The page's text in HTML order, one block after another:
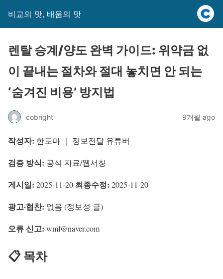
비교의 맛, 배움의 맛
렌탈 승계/양도 완벽 가이드: 위약금 없
이 끝내는 절차와 절대 놓치면 안 되는
‘숨겨진 비용’ 방지법
cobright 9개월 ago
작성자: 한도마 ｜ 정보전달 유튜버
검증 방식: 공식 자료/웹서칭
게시일: 2025-11-20 최종수정: 2025-11-20
광고·협찬: 없음 (정보성 글)
오류 신고: wml@naver.com
📋 목차